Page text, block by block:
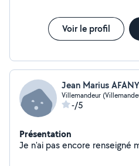
Voir le profil
Jean Marius
Villemandeur
-/5
Présentation